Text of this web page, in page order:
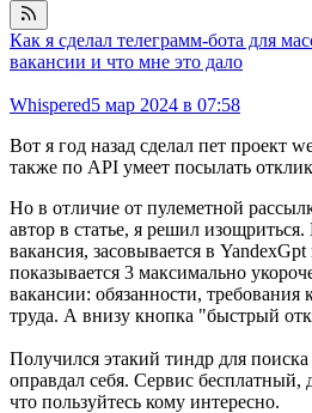
Как я сделал телеграмм-бота для
вакансии и что мне это дало
Whispered5 мар 2024 в 07:58
Вот я год назад сделал пет проект
также по API умеет посылать
Но в отличие от пулеметной
автор в статье, я решил
вакансия, засовывается в
показывается 3 максимально
вакансии: обязанности, требования
труда. А внизу кнопка "быстрый
Получился этакий тиндр для
оправдал себя. Сервис бесплатный,
что пользуйтесь кому интересно.